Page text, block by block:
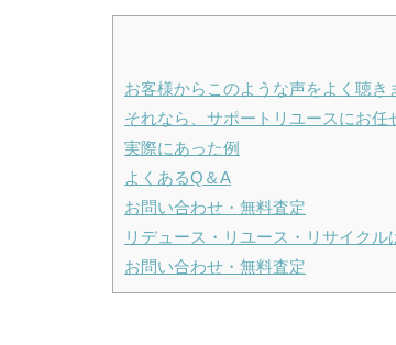
お客様からこのような声をよく聴き
それなら、サポートリユースにお任
実際にあった例
よくあるQ＆A
お問い合わせ・無料査定
リデュース・リユース・リサイク
お問い合わせ・無料査定